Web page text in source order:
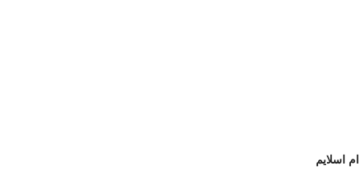
ام اسلایم